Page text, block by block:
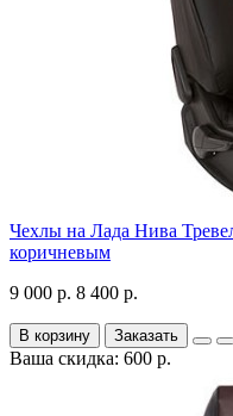
Чехлы на Лада Нива
коричневым
9 000 р. 8 400 р.
В корзину Заказать
Ваша скидка: 600 р.